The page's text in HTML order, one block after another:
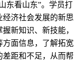
东看山东”。学员打
济社会发展的新思
新知识、新技能，
方面信息，了解拓宽
差距和不足，从而帮